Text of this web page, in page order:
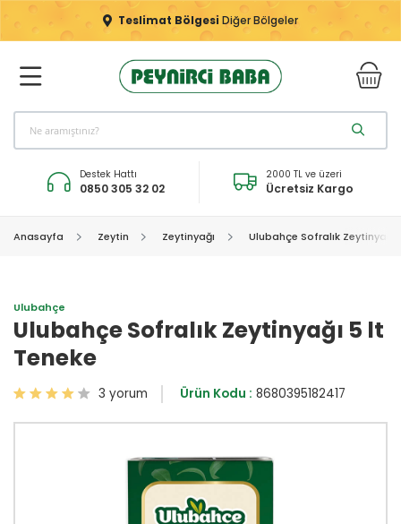
Teslimat Bölgesi Diğer Bölgeler
Destek Hattı
0850 305 32 02
2000 TL ve üzeri
Ücretsiz Kargo
Anasayfa Zeytin Zeytinyağı Ulubahçe Sofralık Zeytinyağı
Ulubahçe
Ulubahçe Sofralık Zeytinyağı 5 lt
Teneke
3 yorum Ürün Kodu : 8680395182417